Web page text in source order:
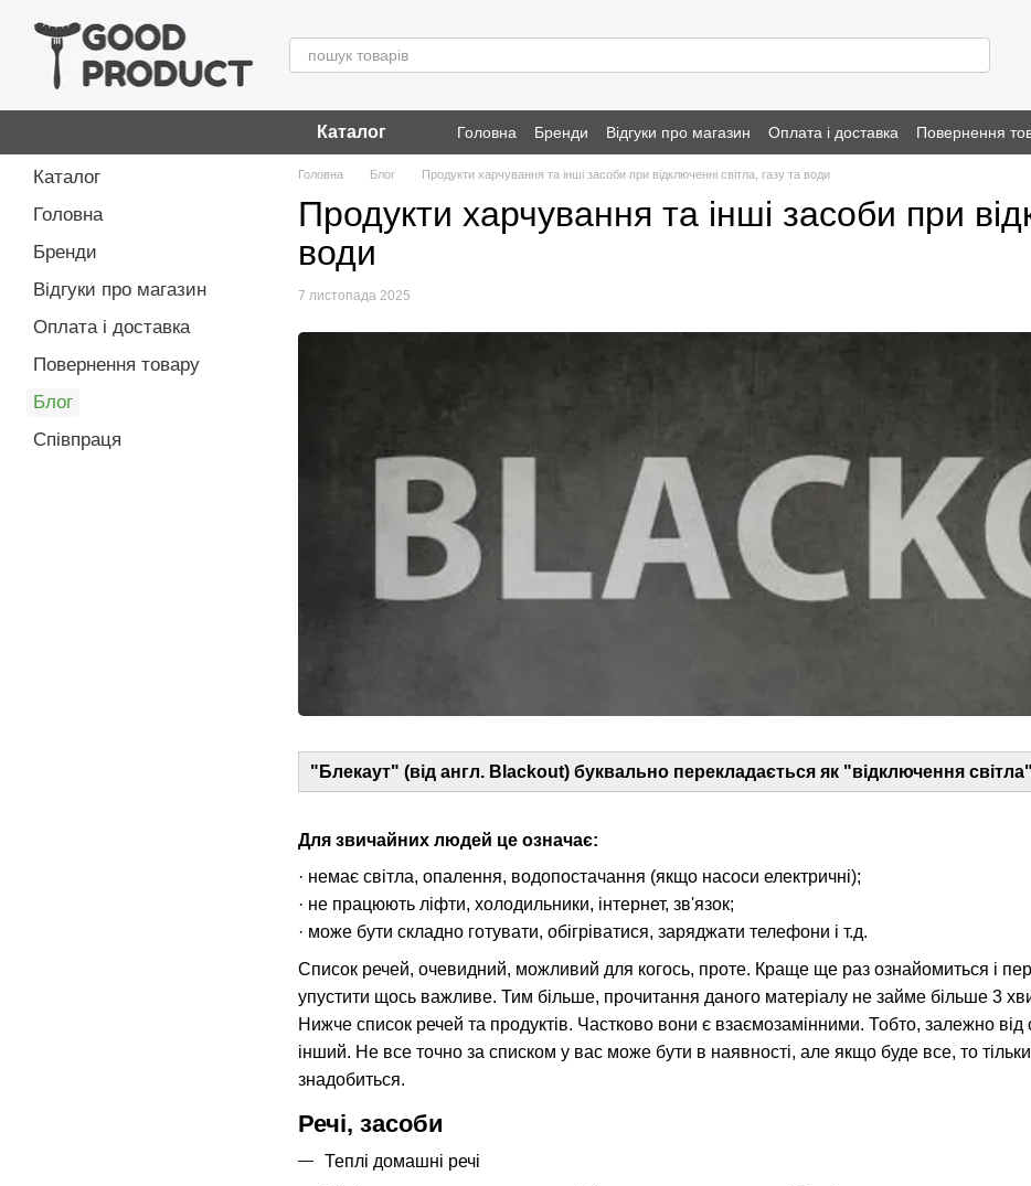
Каталог Головна Бренди Відгуки про магазин Оплата і доставка Повернення
Головна Блог Продукти харчування та інші засоби при відключенні світла, газу та води
Продукти харчування та інші засоби при
води
7 листопада 2025
"Блекаут" (від англ. Blackout) буквально перекладається як "відключення
Для звичайних людей це означає:
· немає світла, опалення, водопостачання (якщо насоси електричні);
· не працюють ліфти, холодильники, інтернет, зв'язок;
· може бути складно готувати, обігріватися, заряджати телефони і т.д.
Список речей, очевидний, можливий для когось, проте. Краще ще раз ознайомиться і
упустити щось важливе. Тим більше, прочитання даного матеріалу не займе більше 3
Нижче список речей та продуктів. Частково вони є взаємозамінними. Тобто, залежно
інший. Не все точно за списком у вас може бути в наявності, але якщо буде все, то
знадобиться.
Речі, засоби
Теплі домашні речі
Каталог
Головна
Бренди
Відгуки про магазин
Оплата і доставка
Повернення товару
Блог
Співпраця